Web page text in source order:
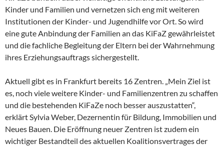
Kinder und Familien und vernetzen sich eng mit weiteren
Institutionen der Kinder- und Jugendhilfe vor Ort. So wird
eine gute Anbindung der Familien an das KiFaZ gewährleistet
und die fachliche Begleitung der Eltern bei der Wahrnehmung
ihres Erziehungsauftrags sichergestellt.
Aktuell gibt es in Frankfurt bereits 16 Zentren. „Mein Ziel ist
es, noch viele weitere Kinder- und Familienzentren zu schaffen
und die bestehenden KiFaZe noch besser auszustatten“,
erklärt Sylvia Weber, Dezernentin für Bildung, Immobilien und
Neues Bauen. Die Eröffnung neuer Zentren ist zudem ein
wichtiger Bestandteil des aktuellen Koalitionsvertrages der